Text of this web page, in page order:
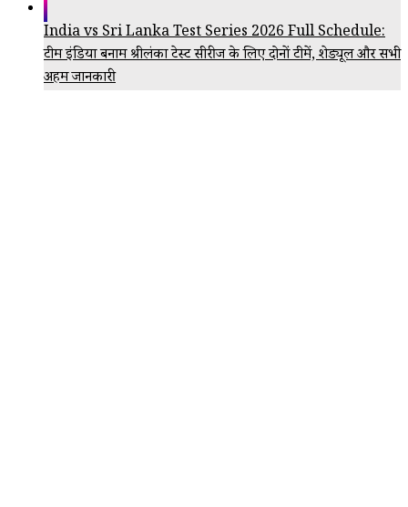
India vs Sri Lanka Test Series 2026 Full Schedule:
टीम इंडिया बनाम श्रीलंका टेस्ट सीरीज के लिए दोनों टीमें, शेड्यूल और सभी
अहम जानकारी